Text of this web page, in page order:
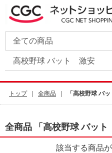
トップ 全商品 「高校野球 バ
全商品 「高校野球 バッ
該当する商品